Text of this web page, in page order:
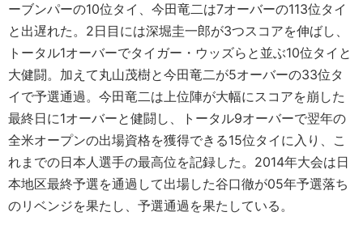
ーブンパーの10位タイ、今田竜二は7オーバーの113位タイ
と出遅れた。2日目には深堀圭一郎が3つスコアを伸ばし、
トータル1オーバーでタイガー・ウッズらと並ぶ10位タイと
大健闘。加えて丸山茂樹と今田竜二が5オーバーの33位タ
イで予選通過。今田竜二は上位陣が大幅にスコアを崩した
最終日に1オーバーと健闘し、トータル9オーバーで翌年の
全米オープンの出場資格を獲得できる15位タイに入り、こ
れまでの日本人選手の最高位を記録した。2014年大会は日
本地区最終予選を通過して出場した谷口徹が05年予選落ち
のリベンジを果たし、予選通過を果たしている。